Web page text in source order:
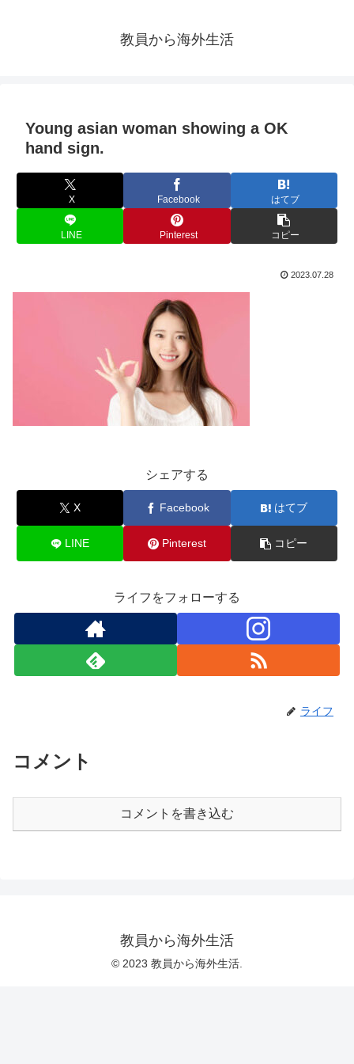
教員から海外生活
Young asian woman showing a OK
hand sign.
X Facebook はてブ
LINE Pinterest コピー
2023.07.28
シェアする
X Facebook はてブ
LINE Pinterest コピー
ライフをフォローする
ライフ
コメント
コメントを書き込む
教員から海外生活
© 2023 教員から海外生活.